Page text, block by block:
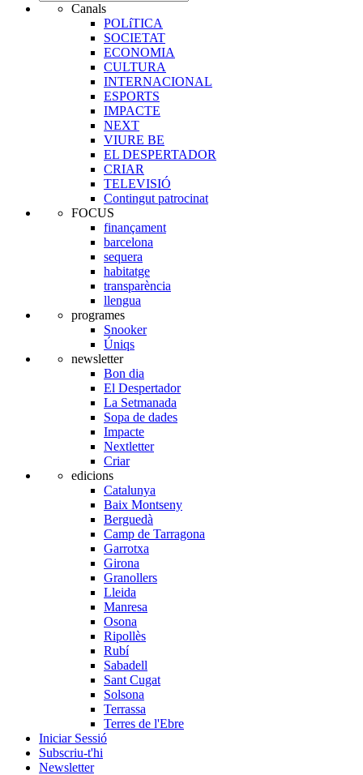
Canals
POLíTICA
SOCIETAT
ECONOMIA
CULTURA
INTERNACIONAL
ESPORTS
IMPACTE
NEXT
VIURE BE
EL DESPERTADOR
CRIAR
TELEVISIÓ
Contingut patrocinat
FOCUS
finançament
barcelona
sequera
habitatge
transparència
llengua
programes
Snooker
Úniqs
newsletter
Bon dia
El Despertador
La Setmanada
Sopa de dades
Impacte
Nextletter
Criar
edicions
Catalunya
Baix Montseny
Berguedà
Camp de Tarragona
Garrotxa
Girona
Granollers
Lleida
Manresa
Osona
Ripollès
Rubí
Sabadell
Sant Cugat
Solsona
Terrassa
Terres de l'Ebre
Iniciar Sessió
Subscriu-t'hi
Newsletter